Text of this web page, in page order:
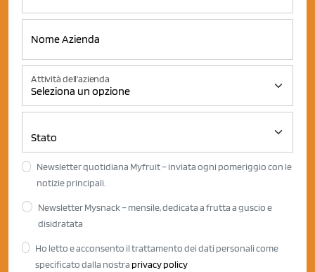
Attività dell'azienda
Newsletter quotidiana Myfruit – inviata ogni pomeriggio con le
notizie principali.
Newsletter Mysnack – mensile, dedicata a frutta a guscio e
disidratata
Ho letto e acconsento il trattamento dei dati personali come
specificato dalla nostra privacy policy